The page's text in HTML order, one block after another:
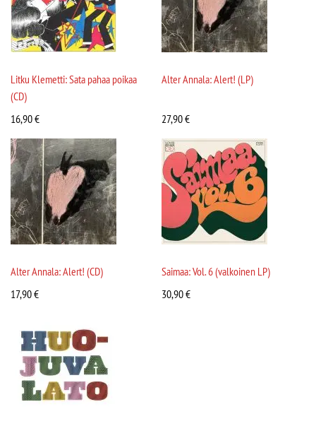
Litku Klemetti: Sata pahaa poikaa
(CD)
16,90€
Alter Annala: Alert! (LP)
27,90€
Alter Annala: Alert! (CD)
17,90€
Saimaa: Vol. 6 (valkoinen LP)
30,90€